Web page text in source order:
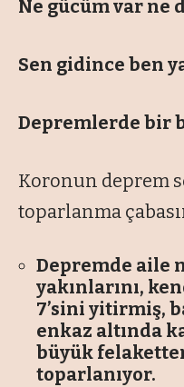
Ne gücüm var ne
Sen gidince ben
Depremlerde bir
Koronun deprem
toparlanma
Depremde aile
yakınlarını,
7’sini yitirmiş,
enkaz altında
büyük
toparlanıyor.